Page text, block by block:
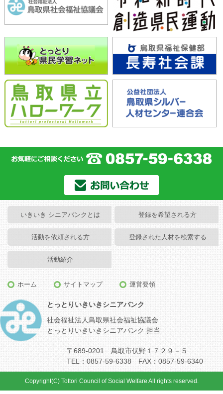
いきいき シニアバンクとは 登録を希望される方
活動を依頼される方 登録された人材を検索する
活動紹介
ホーム サイトマップ 運営要領
とっとりいきいきシニアバンク
社会福祉法人鳥取県社会福祉協議会
とっとりいきいきシニアバンク 担当
〒689-0201 鳥取市伏野１７２９－５
TEL：0857-59-6338 FAX：0857-59-6340
Copyright(C) Tottori Council of Social Welfare All rights reserved.